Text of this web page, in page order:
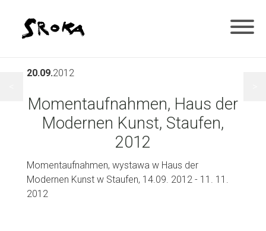
20.09.2012
Momentaufnahmen, Haus der
Modernen Kunst, Staufen,
2012
Momentaufnahmen, wystawa w Haus der
Modernen Kunst w Staufen, 14.09. 2012 - 11. 11.
2012